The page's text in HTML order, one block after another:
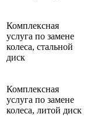
Комплексная
услуга по замене
колеса, стальной
диск
Комплексная
услуга по замене
колеса, литой диск